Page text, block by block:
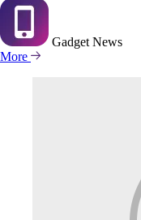
GadgetNews
More